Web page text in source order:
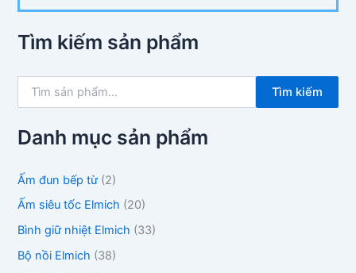
Tìm kiếm sản phẩm
k
i
m
Tìm kiếm
Danh mục sản phẩm
Ấm đun bếp từ (2)
Ấm siêu tốc Elmich (20)
Bình giữ nhiệt Elmich (33)
Bộ nồi Elmich (38)